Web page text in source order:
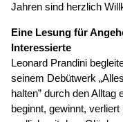
Jahren sind herzlich
Eine Lesung für
Interessierte
Leonard Prandini
seinem Debütwerk
halten” durch den Alltag
beginnt, gewinnt,